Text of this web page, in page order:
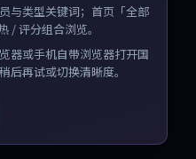
与类型关键词；首页「全部
/ 评分组合浏览。
器或手机自带浏览器打开国
后再试或切换清晰度。